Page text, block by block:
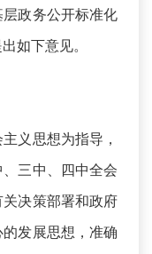
政务公开标准化
如下意见。
义思想为指导，
三中、四中全会
决策部署和政府
发展思想，准确